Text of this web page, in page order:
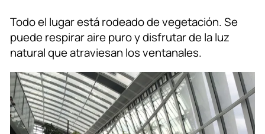
Todo el lugar está rodeado de vegetación. Se
puede respirar aire puro y disfrutar de la luz
natural que atraviesan los ventanales.